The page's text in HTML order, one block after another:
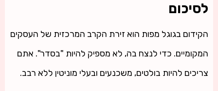
לסיכום
הקידום בגוגל מפות הוא זירת הקרב המרכזית של העסקים
המקומיים. כדי לנצח בה, לא מספיק להיות "בסדר". אתם
צריכים להיות בולטים, משכנעים ובעלי מוניטין ללא רבב.